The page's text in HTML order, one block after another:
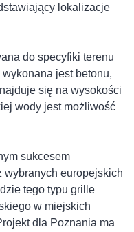
lokalizacje
do specyfiki terenu
jest betonu,
się na wysokości
wody jest możliwość
sukcesem
wybranych europejskich
tego typu grille
w miejskich
dla Poznania ma